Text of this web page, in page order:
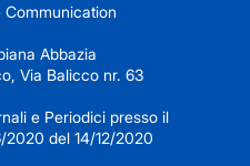
Communication
Abbazia
Via Balicco nr. 63
e Periodici presso il
del 14/12/2020